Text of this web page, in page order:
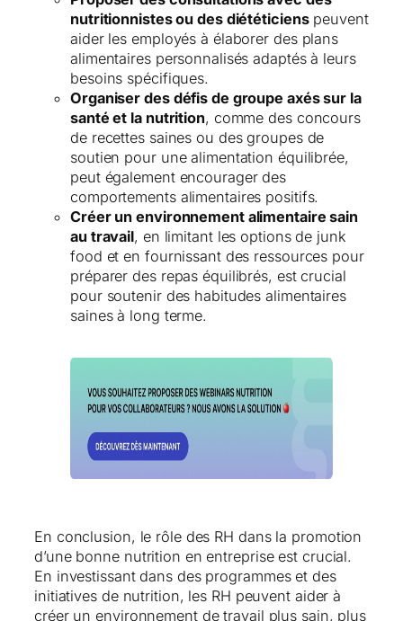
nutritionnistes ou des diététicienspeuvent
aider les employés à élaborer des plans
alimentaires personnalisés adaptés à leurs
besoins spécifiques.
Organiser des défis de groupe axés sur la
santé et la nutrition, comme des concours
de recettes saines ou des groupes de
soutien pour une alimentation équilibrée,
peut également encourager des
comportements alimentaires positifs.
Créer un environnement alimentaire sain
au travail, en limitant les options de junk
food et en fournissant des ressources pour
préparer des repas équilibrés, est crucial
pour soutenir des habitudes alimentaires
saines à long terme.
En conclusion, le rôle des RH dans la promotion
d’une bonne nutrition en entreprise est crucial.
En investissant dans des programmes et des
initiatives de nutrition, les RH peuvent aider à
créer un environnement de travail plus sain, plus